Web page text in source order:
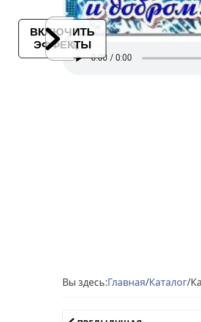
ВКЛЮЧИТЬ
ЭФФЕКТЫ
Вы здесь:Главная/Каталог/